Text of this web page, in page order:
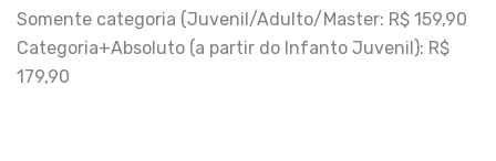
Somente categoria (Juvenil/Adulto/Master: R$ 159,90
Categoria+Absoluto (a partir do Infanto Juvenil): R$
179,90